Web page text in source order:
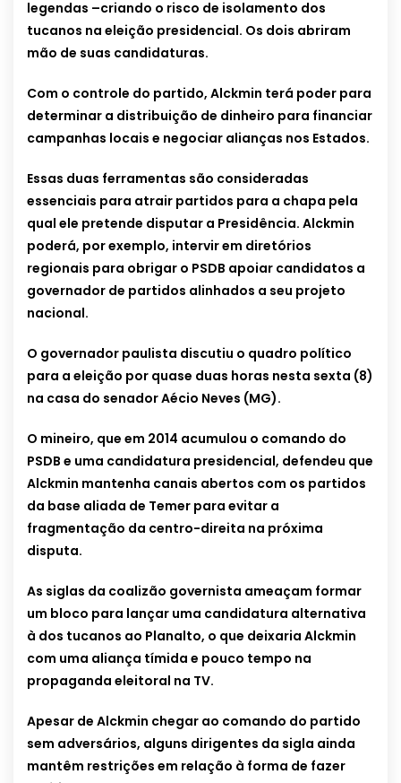
legendas –criando o risco de isolamento dos
tucanos na eleição presidencial. Os dois abriram
mão de suas candidaturas.
Com o controle do partido, Alckmin terá poder para
determinar a distribuição de dinheiro para financiar
campanhas locais e negociar alianças nos Estados.
Essas duas ferramentas são consideradas
essenciais para atrair partidos para a chapa pela
qual ele pretende disputar a Presidência. Alckmin
poderá, por exemplo, intervir em diretórios
regionais para obrigar o PSDB apoiar candidatos a
governador de partidos alinhados a seu projeto
nacional.
O governador paulista discutiu o quadro político
para a eleição por quase duas horas nesta sexta (8)
na casa do senador Aécio Neves (MG).
O mineiro, que em 2014 acumulou o comando do
PSDB e uma candidatura presidencial, defendeu que
Alckmin mantenha canais abertos com os partidos
da base aliada de Temer para evitar a
fragmentação da centro-direita na próxima
disputa.
As siglas da coalizão governista ameaçam formar
um bloco para lançar uma candidatura alternativa
à dos tucanos ao Planalto, o que deixaria Alckmin
com uma aliança tímida e pouco tempo na
propaganda eleitoral na TV.
Apesar de Alckmin chegar ao comando do partido
sem adversários, alguns dirigentes da sigla ainda
mantêm restrições em relação à forma de fazer